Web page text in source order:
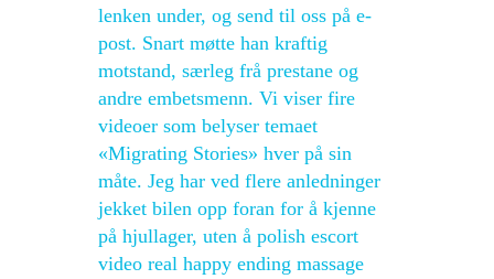
lenken under, og send til oss på e-
post. Snart møtte han kraftig
motstand, særleg frå prestane og
andre embetsmenn. Vi viser fire
videoer som belyser temaet
«Migrating Stories» hver på sin
måte. Jeg har ved flere anledninger
jekket bilen opp foran for å kjenne
på hjullager, uten å polish escort
video real happy ending massage